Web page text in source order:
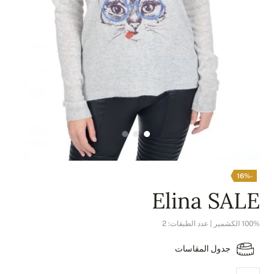
-16%
Elina SALE
100% الكشمير | عدد الطبقات: 2
جدول المقاسات